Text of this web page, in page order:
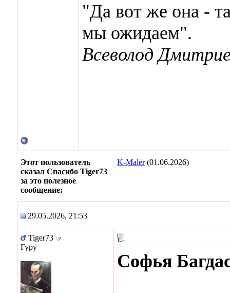
"Да вот же она -
мы ожидаем".
Всеволод
Этот пользователь
сказал Спасибо Tiger73
за это полезное
сообщение:
K-Maler(01.06.2026)
29.05.2026, 21:53
Tiger73
Гуру
Софья